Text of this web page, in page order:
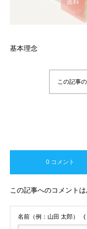
基本理念
この記事
0 コメント
この記事へのコメントは
名前（例：山田 太郎） (